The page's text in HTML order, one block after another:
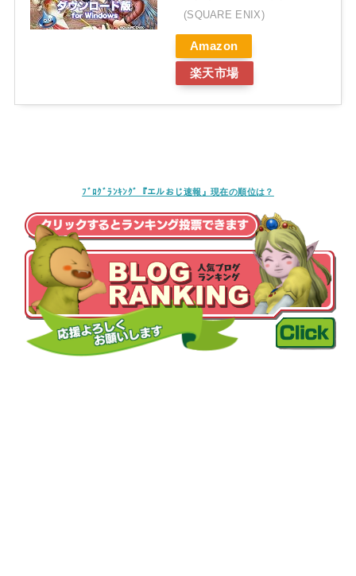
(SQUARE ENIX)
Amazon
楽天市場
ﾌﾞﾛｸﾞﾗﾝｷﾝｸﾞ『エルおじ速報』現在の順位は？